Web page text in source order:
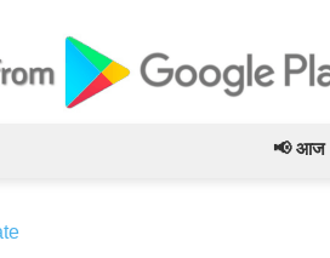
19